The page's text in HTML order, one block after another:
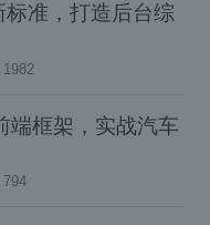
、中型或大型项
Vue 提供了我们
整个应用程序）
的某些部分。
区支持的高度
标准，打造后台综
1982
端框架，实战汽车
794